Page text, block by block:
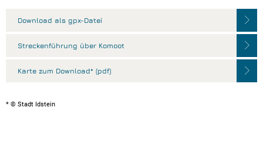
Download als gpx-Datei
Streckenführung über Komoot
Karte zum Download* (pdf)
* © Stadt Idstein